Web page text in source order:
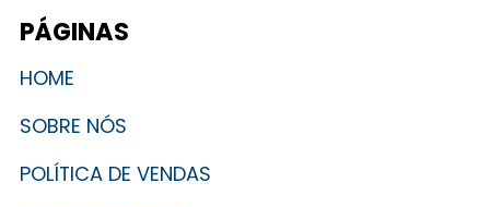
PÁGINAS
HOME
SOBRE NÓS
POLÍTICA DE VENDAS